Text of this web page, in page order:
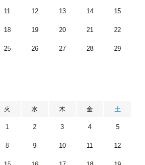
11 12 13 14 15
18 19 20 21 22
25 26 27 28 29
火 水 木 金 土
1 2 3 4 5
8 9 10 11 12